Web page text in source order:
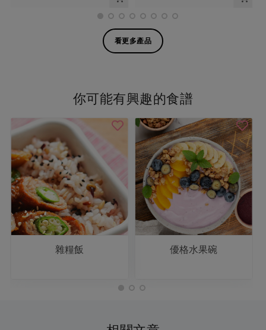
看更多產品
你可能有興趣的食譜
雜糧飯 優格水果碗